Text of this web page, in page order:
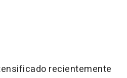
recientemente